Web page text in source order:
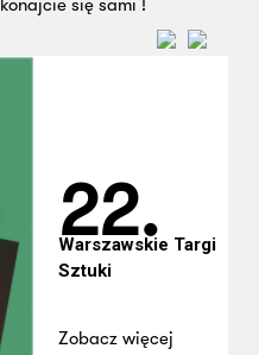
się sami !
22.
Warszawskie Targi
Sztuki
Zobacz więcej